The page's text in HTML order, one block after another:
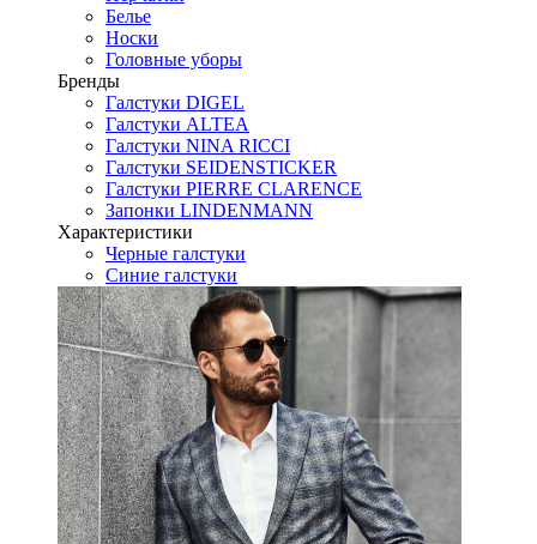
Белье
Носки
Головные уборы
Бренды
Галстуки DIGEL
Галстуки ALTEA
Галстуки NINA RICCI
Галстуки SEIDENSTICKER
Галстуки PIERRE CLARENCE
Запонки LINDENMANN
Характеристики
Черные галстуки
Синие галстуки